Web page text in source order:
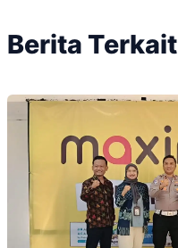
Berita Terkait